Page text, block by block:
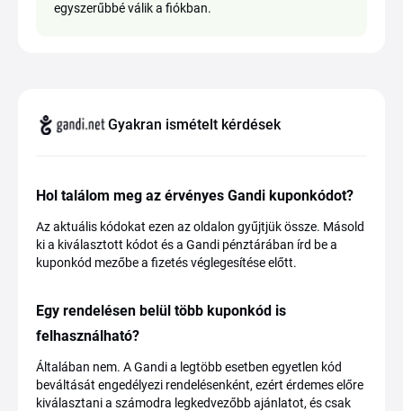
egyszerűbbé válik a fiókban.
Gyakran ismételt kérdések
Hol találom meg az érvényes Gandi kuponkódot?
Az aktuális kódokat ezen az oldalon gyűjtjük össze. Másold
ki a kiválasztott kódot és a Gandi pénztárában írd be a
kuponkód mezőbe a fizetés véglegesítése előtt.
Egy rendelésen belül több kuponkód is
felhasználható?
Általában nem. A Gandi a legtöbb esetben egyetlen kód
beváltását engedélyezi rendelésenként, ezért érdemes előre
kiválasztani a számodra legkedvezőbb ajánlatot, és csak